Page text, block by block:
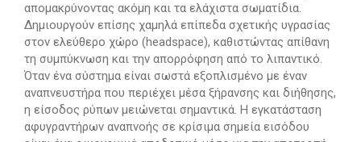
απομακρύνοντας ακόμη και τα ελάχιστα σωματίδια.
Δημιουργούν επίσης χαμηλά επίπεδα σχετικής υγρασίας
στον ελεύθερο χώρο (headspace), καθιστώντας απίθανη
τη συμπύκνωση και την απορρόφηση από το λιπαντικό.
Όταν ένα σύστημα είναι σωστά εξοπλισμένο με έναν
αναπνευστήρα που περιέχει μέσα ξήρανσης και διήθησης,
η είσοδος ρύπων μειώνεται σημαντικά. Η εγκατάσταση
αφυγραντήρων αναπνοής σε κρίσιμα σημεία εισόδου